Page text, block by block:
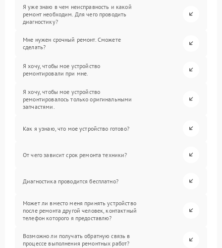
Я уже знаю в чем неисправность и какой
ремонт необходим. Для чего проводить
диагностику?
Мне нужен срочный ремонт. Сможете
сделать?
Я хочу, чтобы мое устройство
ремонтировали при мне.
Я хочу, чтобы мое устройство
ремонтировалось только оригинальными
запчастями.
Как я узнаю, что мое устройство готово?
От чего зависит срок ремонта техники?
Диагностика проводится бесплатно?
Может ли вместо меня принять устройство
после ремонта другой человек, контактный
телефон которого я предоставлю?
Возможно ли получать обратную связь в
процессе выполнения ремонтных работ?